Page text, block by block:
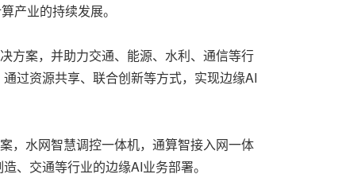
产业的持续发展。
方案，并助力交通、能源、水利、通信等行
过资源共享、联合创新等方式，实现边缘AI
，水网智慧调控一体机，通算智接入网一体
、交通等行业的边缘AI业务部署。